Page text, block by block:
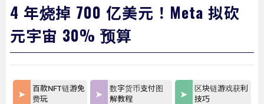
4 年烧掉 700 亿美元！Meta 拟砍
元宇宙 30% 预算
百款NFT链游免
费玩
数字货币支付图
解教程
区块链游戏获利
技巧